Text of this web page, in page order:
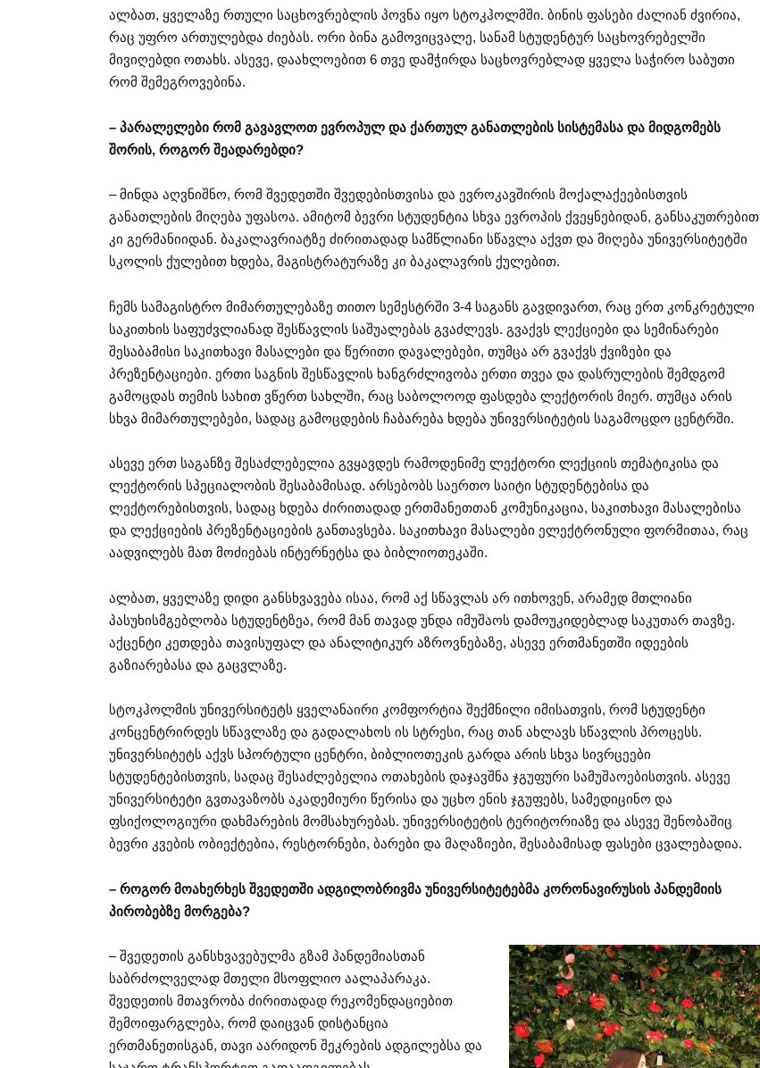
ალბათ, ყველაზე რთული საცხოვრებლის პოვნა იყო სტოკჰოლმში. ბინის ფასები ძალიან ძვირია,
რაც უფრო ართულებდა ძიებას. ორი ბინა გამოვიცვალე, სანამ სტუდენტურ საცხოვრებელში
მივიღებდი ოთახს. ასევე, დაახლოებით 6 თვე დამჭირდა საცხოვრებლად ყველა საჭირო საბუთი
რომ შემეგროვებინა.
– პარალელები რომ გავავლოთ ევროპულ და ქართულ განათლების სისტემასა და მიდგომებს
შორის, როგორ შეადარებდი?
– მინდა აღვნიშნო, რომ შვედეთში შვედებისთვისა და ევროკავშირის მოქალაქეებისთვის
განათლების მიღება უფასოა. ამიტომ ბევრი სტუდენტია სხვა ევროპის ქვეყნებიდან, განსაკუთრებით
კი გერმანიიდან. ბაკალავრიატზე ძირითადად სამწლიანი სწავლა აქვთ და მიღება უნივერსიტეტში
სკოლის ქულებით ხდება, მაგისტრატურაზე კი ბაკალავრის ქულებით.
ჩემს სამაგისტრო მიმართულებაზე თითო სემესტრში 3-4 საგანს გავდივართ, რაც ერთ კონკრეტული
საკითხის საფუძვლიანად შესწავლის საშუალებას გვაძლევს. გვაქვს ლექციები და სემინარები
შესაბამისი საკითხავი მასალები და წერითი დავალებები, თუმცა არ გვაქვს ქვიზები და
პრეზენტაციები. ერთი საგნის შესწავლის ხანგრძლივობა ერთი თვეა და დასრულების შემდგომ
გამოცდას თემის სახით ვწერთ სახლში, რაც საბოლოოდ ფასდება ლექტორის მიერ. თუმცა არის
სხვა მიმართულებები, სადაც გამოცდების ჩაბარება ხდება უნივერსიტეტის საგამოცდო ცენტრში.
ასევე ერთ საგანზე შესაძლებელია გვყავდეს რამოდენიმე ლექტორი ლექციის თემატიკისა და
ლექტორის სპეციალობის შესაბამისად. არსებობს საერთო საიტი სტუდენტებისა და
ლექტორებისთვის, სადაც ხდება ძირითადად ერთმანეთთან კომუნიკაცია, საკითხავი მასალებისა
და ლექციების პრეზენტაციების განთავსება. საკითხავი მასალები ელექტრონული ფორმითაა, რაც
აადვილებს მათ მოძიებას ინტერნეტსა და ბიბლიოთეკაში.
ალბათ, ყველაზე დიდი განსხვავება ისაა, რომ აქ სწავლას არ ითხოვენ, არამედ მთლიანი
პასუხისმგებლობა სტუდენტზეა, რომ მან თავად უნდა იმუშაოს დამოუკიდებლად საკუთარ თავზე.
აქცენტი კეთდება თავისუფალ და ანალიტიკურ აზროვნებაზე, ასევე ერთმანეთში იდეების
გაზიარებასა და გაცვლაზე.
სტოკჰოლმის უნივერსიტეტს ყველანაირი კომფორტია შექმნილი იმისათვის, რომ სტუდენტი
კონცენტრირდეს სწავლაზე და გადალახოს ის სტრესი, რაც თან ახლავს სწავლის პროცესს.
უნივერსიტეტს აქვს სპორტული ცენტრი, ბიბლიოთეკის გარდა არის სხვა სივრცეები
სტუდენტებისთვის, სადაც შესაძლებელია ოთახების დაჯავშნა ჯგუფური სამუშაოებისთვის. ასევე
უნივერსიტეტი გვთავაზობს აკადემიური წერისა და უცხო ენის ჯგუფებს, სამედიცინო და
ფსიქოლოგიური დახმარების მომსახურებას. უნივერსიტეტის ტერიტორიაზე და ასევე შენობაშიც
ბევრი კვების ობიექტებია, რესტორნები, ბარები და მაღაზიები, შესაბამისად ფასები ცვალებადია.
– როგორ მოახერხეს შვედეთში ადგილობრივმა უნივერსიტეტებმა კორონავირუსის პანდემიის
პირობებზე მორგება?
– შვედეთის განსხვავებულმა გზამ პანდემიასთან
საბრძოლველად მთელი მსოფლიო აალაპარაკა.
შვედეთის მთავრობა ძირითადად რეკომენდაციებით
შემოიფარგლება, რომ დაიცვან დისტანცია
ერთმანეთისგან, თავი აარიდონ შეკრების ადგილებსა და